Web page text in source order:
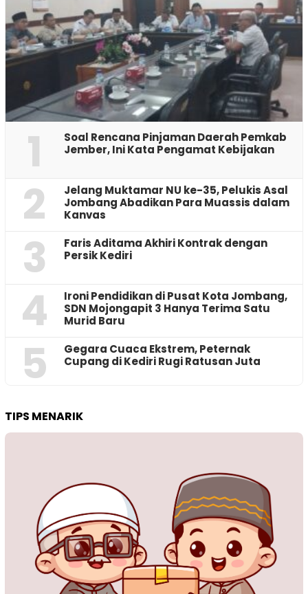
1
‎Soal Rencana Pinjaman Daerah Pemkab
Jember, Ini Kata Pengamat Kebijakan ‎
2
Jelang Muktamar NU ke-35, Pelukis Asal
Jombang Abadikan Para Muassis dalam
Kanvas
3
Faris Aditama Akhiri Kontrak dengan
Persik Kediri
4
Ironi Pendidikan di Pusat Kota Jombang,
SDN Mojongapit 3 Hanya Terima Satu
Murid Baru
5
‎Gegara Cuaca Ekstrem, Peternak
Cupang di Kediri Rugi Ratusan Juta
TIPS MENARIK